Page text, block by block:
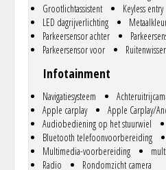
Hoewel elke advertentie met
voorkomen dat
i.v.m. andere
graag verder! U bent altijd welkom
afspraak hebben we zeker tijd voor
een afspraak houden we gedurende
Onze Privacy verklaring vindt u op
Grootlichtassistent
Keyless entry
LED dagrijverlichting
Parkeersensor achter
Parkeersensor voor
Infotainment
Navigatiesysteem
Apple carplay
Apple Carplay/
Audiobediening op het stuurwiel
Bluetooth telefoonvoorbereiding
Multimedia-voorbereiding
Radio
Rondomzicht camera